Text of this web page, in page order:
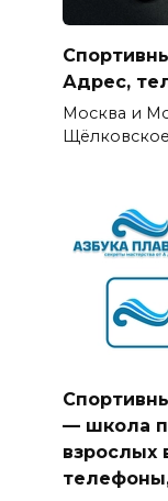
Адрес,
Москва и
— школа
взрослых